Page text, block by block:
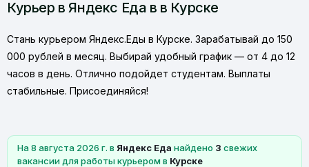
Курьер в Яндекс Еда в в Курске
Стань курьером Яндекс.Еды в Курске. Зарабатывай до 150
000 рублей в месяц. Выбирай удобный график — от 4 до 12
часов в день. Отлично подойдет студентам. Выплаты
стабильные. Присоединяйся!
На 8 августа 2026 г. в Яндекс Еда найдено 3 свежих
вакансии для работы курьером в Курске